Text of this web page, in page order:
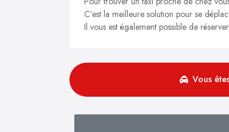
C’est la meilleure solution pour se
Il vous est également possible de
Vous